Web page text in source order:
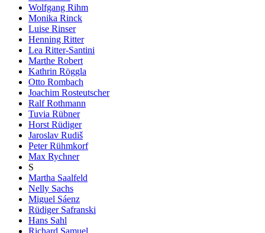
Wolfgang Rihm
Monika Rinck
Luise Rinser
Henning Ritter
Lea Ritter-Santini
Marthe Robert
Kathrin Röggla
Otto Rombach
Joachim Rosteutscher
Ralf Rothmann
Tuvia Rübner
Horst Rüdiger
Jaroslav Rudiš
Peter Rühmkorf
Max Rychner
S
Martha Saalfeld
Nelly Sachs
Miguel Sáenz
Rüdiger Safranski
Hans Sahl
Richard Samuel